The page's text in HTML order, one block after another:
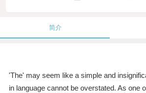
简介
'The' may seem like a simple and
in language cannot be overstated. As one